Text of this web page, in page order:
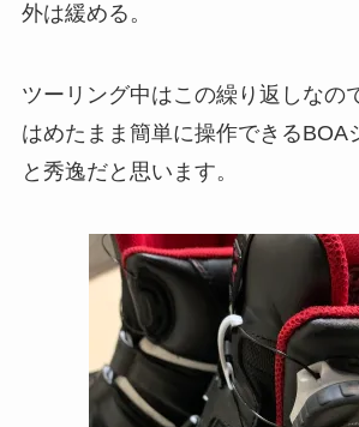
外は緩める。
ツーリング中はこの繰り返しなの
はめたまま簡単に操作できるBOA
と秀逸だと思います。